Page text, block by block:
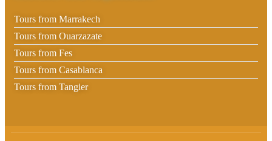
Tours from Marrakech
Tours from Ouarzazate
Tours from Fes
Tours from Casablanca
Tours from Tangier